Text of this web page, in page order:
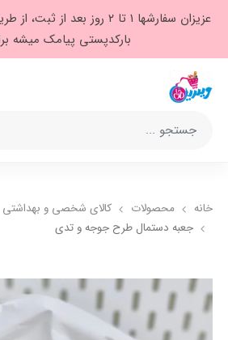
عزیزان سفارشها ۱ تا ۲ روز
بارکدپستی پیامک میشه
خانه محصولات کالای شخصی و بهداشتی
جعبه دستمال طرح جوجه و تدی